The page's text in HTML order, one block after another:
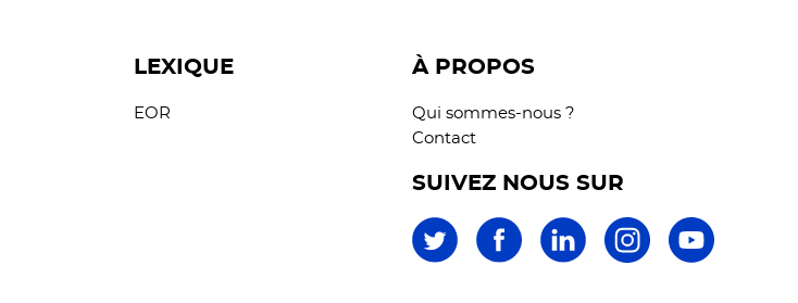
LEXIQUE
EOR
À PROPOS
Qui sommes-nous ?
Contact
SUIVEZ NOUS SUR